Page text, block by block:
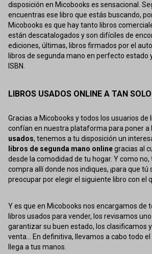
disposición en Micobooks es sensacional.
encuentras ese libro que estás buscando,
Micobooks es que hay tanto libros
están descatalogados y son difíciles de
ediciones, últimas, libros firmados por el
libros de segunda mano en perfecto estado
ISBN.
LIBROS USADOS ONLINE A TAN
Gracias a Micobooks y todos los usuarios de
confían en nuestra plataforma para poner a
usados, tenemos a tu disposición un
libros de segunda mano onlinegracias al
desde la comodidad de tu hogar. Y como
compra allí donde nos indiques, ¡para que tú
preocupar por elegir el siguiente libro con el
Y es que en Micobooks nos encargamos de
libros usados para vender, los revisamos
garantizar su buen estado, los clasificamos
venta... En definitiva, llevamos a cabo todo
llega a tus manos.